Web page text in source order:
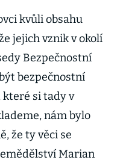
kvůli obsahu
jejich vznik v okolí
Bezpečnostní
bezpečnostní
které si tady v
nám bylo
že ty věci se
Marian